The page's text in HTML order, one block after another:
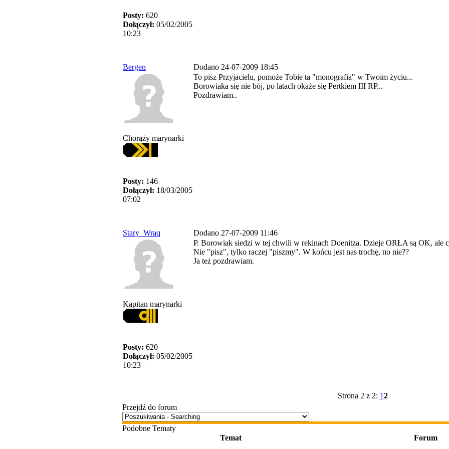
Posty: 620
Dołączył: 05/02/2005
10:23
Bergen Dodano 24-07-2009 18:45
Chorąży marynarki
Posty: 146
Dołączył: 18/03/2005
07:02
To pisz Przyjacielu, pomoże Tobie ta "monografia" w Twoim życiu...
Borowiaka się nie bój, po latach okaże się Pertkiem III RP...
Pozdrawiam..
Stary_Wraq Dodano 27-07-2009 11:46
Kapitan marynarki
Posty: 620
Dołączył: 05/02/2005
10:23
P. Borowiak siedzi w tej chwili w rekinach Doenitza. Dzieje ORŁA są OK, ale
Nie "pisz", tylko raczej "piszmy". W końcu jest nas trochę, no nie??
Ja też pozdrawiam.
Strona 2 z 2: 12
Przejdź do forum
Podobne Tematy
Temat
Forum